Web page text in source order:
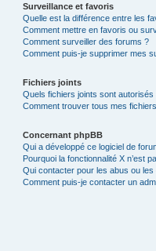
Surveillance et favoris
Quelle est la différence entre les
Comment mettre en favoris ou
Comment surveiller des forums ?
Comment puis-je supprimer mes
Fichiers joints
Quels fichiers joints sont
Comment trouver tous mes
Concernant phpBB
Qui a développé ce logiciel de
Pourquoi la fonctionnalité X n’est
Qui contacter pour les abus ou
Comment puis-je contacter un